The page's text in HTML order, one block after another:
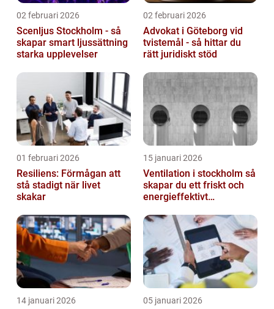
02 februari 2026
Scenljus Stockholm - så
skapar smart ljussättning
starka upplevelser
02 februari 2026
Advokat i Göteborg vid
tvistemål - så hittar du
rätt juridiskt stöd
01 februari 2026
Resiliens: Förmågan att
stå stadigt när livet
skakar
15 januari 2026
Ventilation i stockholm så
skapar du ett friskt och
energieffektivt
14 januari 2026 05 januari 2026